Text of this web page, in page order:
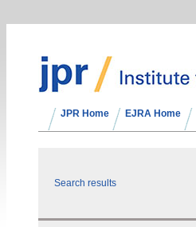
JPR Home EJRA Home
Search results